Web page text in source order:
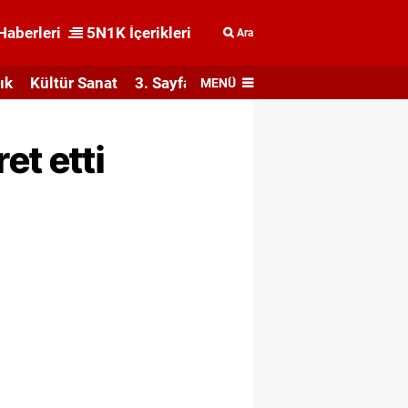
5N1K İçerikleri Ara
Kültür Sanat 3. Sayfa MENÜ
etti